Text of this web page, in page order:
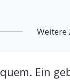
Weitere
Ein